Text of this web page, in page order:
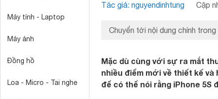
Máy tính - Laptop
Máy ảnh
Đồng hồ
Loa - Micro - Tai nghe
Tác giả: nguyendinhtung Cập
Chuyển tới nội dung chính trong
Mặc dù cùng với sự ra mắt
nhiều điểm mới về thiết kế
để có thể nói rằng iPhone 5S